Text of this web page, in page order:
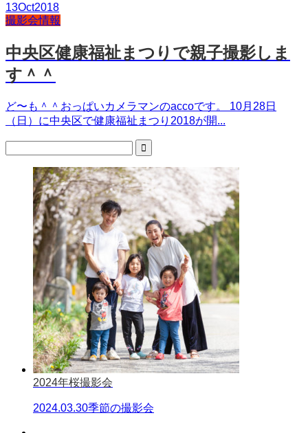
13Oct2018
撮影会情報
中央区健康福祉まつりで親子撮影しま
す＾＾
ど〜も＾＾おっぱいカメラマンのaccoです。 10月28日
（日）に中央区で健康福祉まつり2018が開...
2024年桜撮影会
2024.03.30季節の撮影会